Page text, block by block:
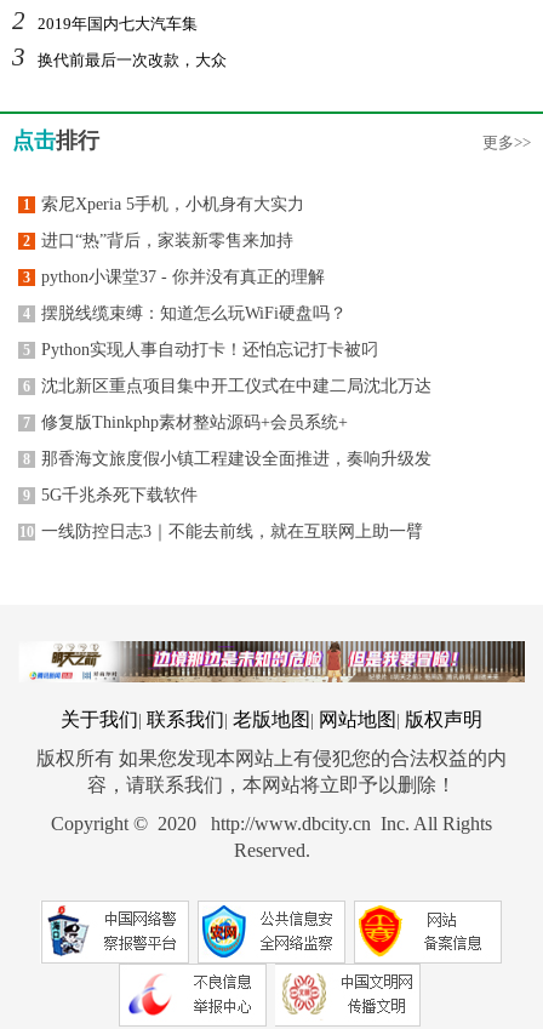
2 2019年国内七大汽车集
3 换代前最后一次改款，大众
点击排行 更多>>
1 索尼Xperia 5手机，小机身有大实力
2 进口“热”背后，家装新零售来加持
3 python小课堂37 - 你并没有真正的理解
4 摆脱线缆束缚：知道怎么玩WiFi硬盘吗？
5 Python实现人事自动打卡！还怕忘记打卡被叼
6 沈北新区重点项目集中开工仪式在中建二局沈北万达
7 修复版Thinkphp素材整站源码+会员系统+
8 那香海文旅度假小镇工程建设全面推进，奏响升级发
9 5G千兆杀死下载软件
10 一线防控日志3｜不能去前线，就在互联网上助一臂
关于我们 联系我们 老版地图 网站地图
版权声明
版权所有 如果您发现本网站上有侵犯您的合法权益的内
容，请联系我们，本网站将立即予以删除！
Copyright © 2020 http://www.dbcity.cn Inc. All Rights
Reserved.